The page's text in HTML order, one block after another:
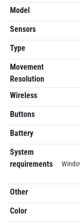
Model
Sensors
Type
Movement
Resolution
Wireless
Buttons
Battery
System
requirements
Other
Color